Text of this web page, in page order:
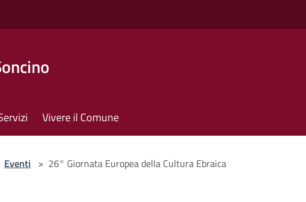
Vivere il Comune
Eventi > 26° Giornata Europea della Cultura Ebraica